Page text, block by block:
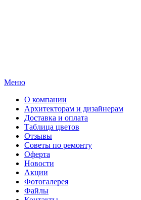
Меню|
О компании
Архитекторам и дизайнерам
Доставка и оплата
Таблица цветов
Отзывы
Советы по ремонту
Оферта
Новости
Акции
Фотогалерея
Файлы